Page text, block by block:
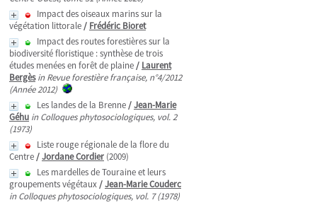
Impact des oiseaux marins sur la
végétation littorale/ Frédéric Bioret
Impact des routes forestières sur la
biodiversité floristique : synthèse de trois
études menées en forêt de plaine/ Laurent
Bergès in Revue forestière française, n°4/2012
(Année 2012)
Les landes de la Brenne/Jean-Marie
Géhu in Colloques phytosociologiques, vol. 2
(1973)
Liste rouge régionale de la flore du
Centre/Jordane Cordier (2009)
Les mardelles de Touraine et leurs
groupements végétaux/Jean-Marie Couderc
in Colloques phytosociologiques, vol. 7 (1978)